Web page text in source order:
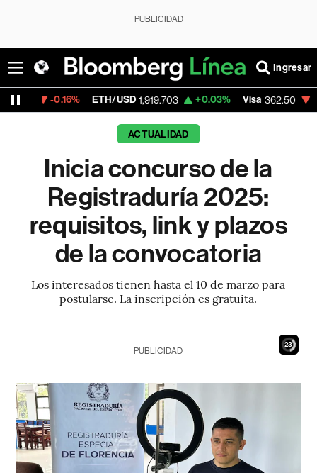
PUBLICIDAD
Ingresar
ETH/USD 1,919.703 +0.03% Visa 362.50 -2.15%
ACTUALIDAD
Inicia concurso de la
Registraduría 2025:
requisitos, link y plazos
de la convocatoria
Los interesados tienen hasta el 10 de marzo para
postularse. La inscripción es gratuita.
22
PUBLICIDAD